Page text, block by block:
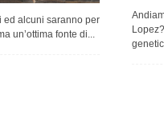
ed alcuni saranno per
un’ottima fonte di...